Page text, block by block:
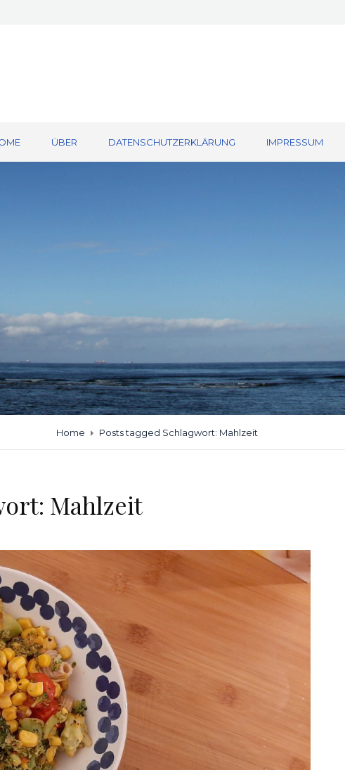
ÜBER DATENSCHUTZERKLÄRUNG IMPRESSUM
Home Posts tagged Schlagwort: Mahlzeit
Mahlzeit